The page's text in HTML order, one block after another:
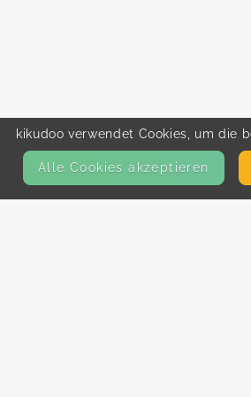
kikudoo verwendet Cookies, um die
Alle Cookies akzeptieren